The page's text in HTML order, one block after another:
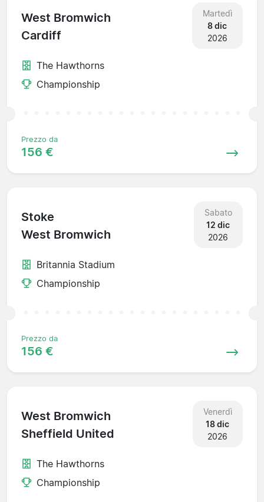
West Bromwich
Cardiff
Martedì
8 dic
2026
The Hawthorns
Championship
Prezzo da
156 €
Stoke
West Bromwich
Sabato
12 dic
2026
Britannia Stadium
Championship
Prezzo da
156 €
West Bromwich
Sheffield United
Venerdì
18 dic
2026
The Hawthorns
Championship